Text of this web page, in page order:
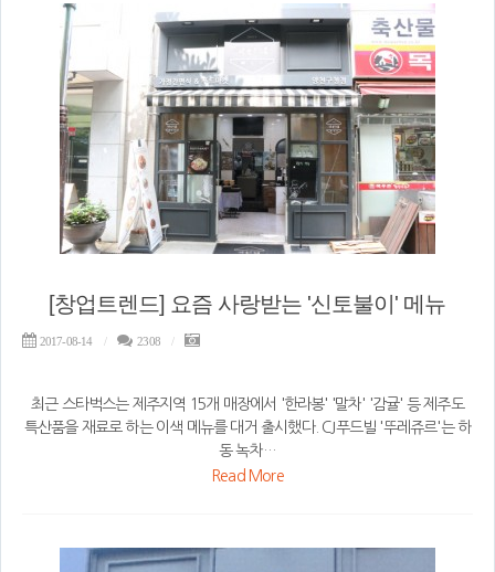
[창업트렌드] 요즘 사랑받는 '신토불이' 메뉴
2017-08-14 2308
최근 스타벅스는 제주지역 15개 매장에서 '한라봉' '말차' '감귤' 등 제주도
특산품을 재료로 하는 이색 메뉴를 대거 출시했다. CJ푸드빌 '뚜레쥬르'는 하
동 녹차…
Read More